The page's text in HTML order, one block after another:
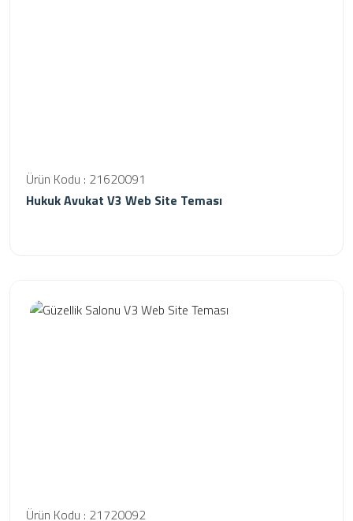
Ürün Kodu : 21620091
Hukuk Avukat V3 Web Site Teması
Ürün Kodu : 21720092